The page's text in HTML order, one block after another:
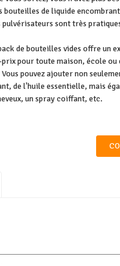
bouteilles de liquide
pulvérisateurs sont très
de bouteilles vides offre un
pour toute maison, école ou
pouvez ajouter non
de l'huile essentielle, mais
un spray coiffant, etc.